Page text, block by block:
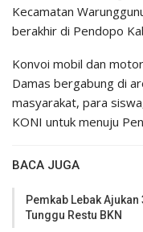
Kecamatan
berakhir di Pendopo
Konvoi mobil dan
Damas bergabung di
masyarakat, para
KONI untuk menuju
BACA JUGA
Pemkab Lebak
Tunggu Restu BKN